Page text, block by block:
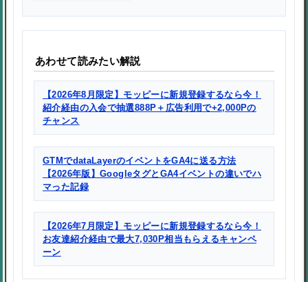
あわせて読みたい解説
【2026年8月限定】モッピーに新規登録するなら今！
紹介経由の入会で抽選888P＋広告利用で+2,000Pの
チャンス
GTMでdataLayerのイベントをGA4に送る方法
【2026年版】GoogleタグとGA4イベントの違いでハ
マった記録
【2026年7月限定】モッピーに新規登録するなら今！
お友達紹介経由で最大7,030P相当もらえるキャンペ
ーン